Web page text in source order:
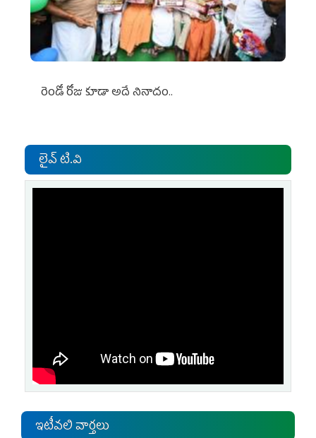
రెండో రోజు కూడా అదే నినాదం..
లైవ్ టి.వి
ఇటీవలి వార్తలు